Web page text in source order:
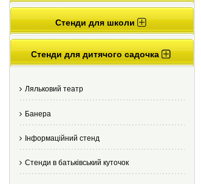
Стенди для школи
Стенди для дитячого садочка
Ляльковий театр
Банера
Інформаційний стенд
Стенди в батьківський куточок